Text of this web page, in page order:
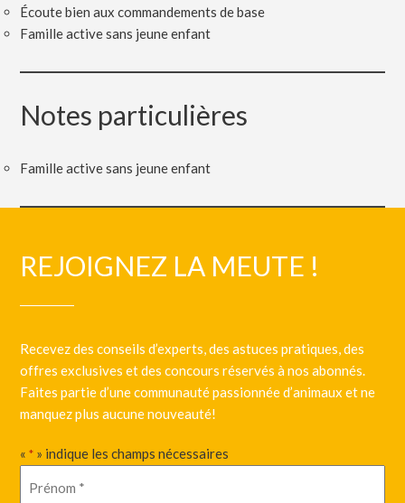
Écoute bien aux commandements de base
Famille active sans jeune enfant
Notes particulières
Famille active sans jeune enfant
REJOIGNEZ LA MEUTE !
Recevez des conseils d’experts, des astuces pratiques, des
offres exclusives et des concours réservés à nos abonnés.
Faites partie d’une communauté passionnée d’animaux et ne
manquez plus aucune nouveauté!
«* » indique les champs nécessaires